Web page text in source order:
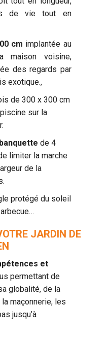
de vie tout en
cm implantée au
voisine,
des regards par
exotique.,
de 300 x 300 cm
sur la
de 4
limiter la marche
de la
protégé du soleil
JARDIN DE
et
permettant de
globalité, de la
maçonnerie, les
jusqu’à